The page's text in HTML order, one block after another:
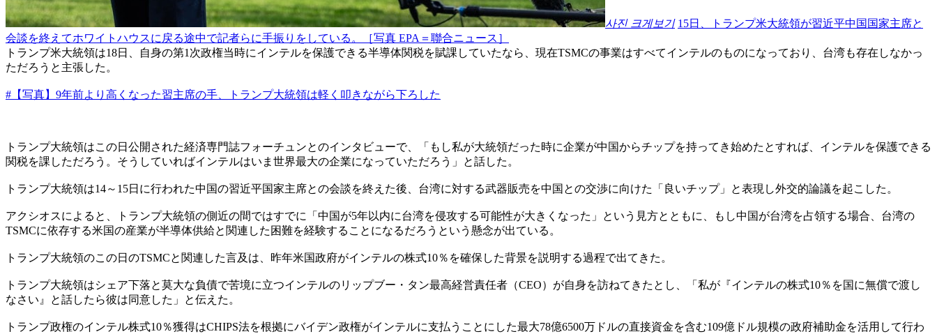
사진 크게보기 15日、トランプ米大統領が習近平中国国家主席と
会談を終えてホワイトハウスに戻る途中で記者らに手振りをしている。［写真 EPA＝聯合ニュース］
トランプ米大統領は18日、自身の第1次政権当時にインテルを保護できる半導体関税を賦課していたなら、現在TSMCの事業はすべてインテルのものになっており、台湾も存在しなかっ
ただろうと主張した。
#【写真】9年前より高くなった習主席の手、トランプ大統領は軽く叩きながら下ろした
トランプ大統領はこの日公開された経済専門誌フォーチュンとのインタビューで、「もし私が大統領だった時に企業が中国からチップを持ってき始めたとすれば、インテルを保護できる
関税を課しただろう。そうしていればインテルはいま世界最大の企業になっていただろう」と話した。
トランプ大統領は14～15日に行われた中国の習近平国家主席との会談を終えた後、台湾に対する武器販売を中国との交渉に向けた「良いチップ」と表現し外交的論議を起こした。
アクシオスによると、トランプ大統領の側近の間ではすでに「中国が5年以内に台湾を侵攻する可能性が大きくなった」という見方とともに、もし中国が台湾を占領する場合、台湾の
TSMCに依存する米国の産業が半導体供給と関連した困難を経験することになるだろうという懸念が出ている。
トランプ大統領のこの日のTSMCと関連した言及は、昨年米国政府がインテルの株式10％を確保した背景を説明する過程で出てきた。
トランプ大統領はシェア下落と莫大な負債で苦境に立つインテルのリップブー・タン最高経営責任者（CEO）が自身を訪ねてきたとし、「私が『インテルの株式10％を国に無償で渡し
なさい』と話したら彼は同意した」と伝えた。
トランプ政権のインテル株式10％獲得はCHIPS法を根拠にバイデン政権がインテルに支払うことにした最大78億6500万ドルの直接資金を含む109億ドル規模の政府補助金を活用して行わ